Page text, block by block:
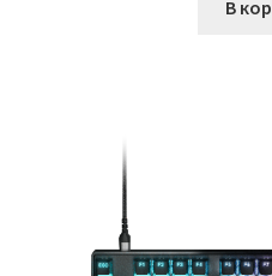
Проектирование систем
кондиционирования
Прокладка трасс для
В